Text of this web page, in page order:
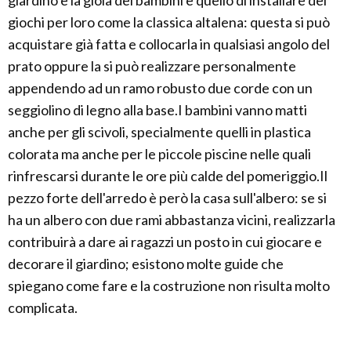
giochi per loro come la classica altalena: questa si può
acquistare già fatta e collocarla in qualsiasi angolo del
prato oppure la si può realizzare personalmente
appendendo ad un ramo robusto due corde con un
seggiolino di legno alla base.I bambini vanno matti
anche per gli scivoli, specialmente quelli in plastica
colorata ma anche per le piccole piscine nelle quali
rinfrescarsi durante le ore più calde del pomeriggio.Il
pezzo forte dell'arredo è però la casa sull'albero: se si
ha un albero con due rami abbastanza vicini, realizzarla
contribuirà a dare ai ragazzi un posto in cui giocare e
decorare il giardino; esistono molte guide che
spiegano come fare e la costruzione non risulta molto
complicata.